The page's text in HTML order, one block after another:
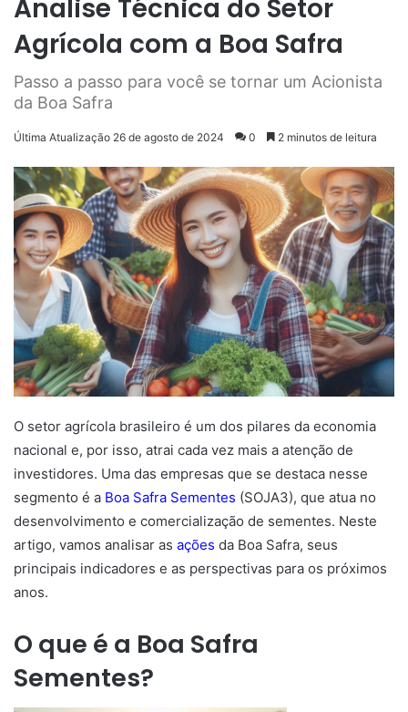
Analise Técnica do Setor
Agrícola com a Boa Safra
Passo a passo para você se tornar um Acionista
da Boa Safra
Última Atualização 26 de agosto de 2024 0 2 minutos de leitura
O setor agrícola brasileiro é um dos pilares da economia
nacional e, por isso, atrai cada vez mais a atenção de
investidores. Uma das empresas que se destaca nesse
segmento é a Boa Safra Sementes (SOJA3), que atua no
desenvolvimento e comercialização de sementes. Neste
artigo, vamos analisar as ações da Boa Safra, seus
principais indicadores e as perspectivas para os próximos
anos.
O que é a Boa Safra
Sementes?